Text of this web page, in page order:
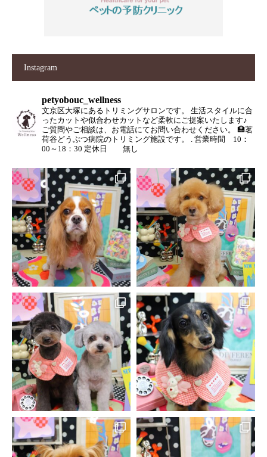
Instagram
petyobouc_wellness
文京区大塚にあるトリミングサロンです。
生活スタイルに合
ったカットや似合わせカットなど柔軟にご提案いたします♪
ご質問やご相談は、お電話にてお問い合わせください。
🏥茗
荷谷どうぶつ病院のトリミング施設です。
営業時間 10：
00～18：30 定休日 無し